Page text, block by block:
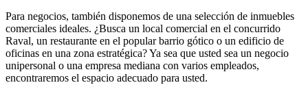
Para negocios, también disponemos de una selección de inmuebles
comerciales ideales. ¿Busca un local comercial en el concurrido
Raval, un restaurante en el popular barrio gótico o un edificio de
oficinas en una zona estratégica? Ya sea que usted sea un negocio
unipersonal o una empresa mediana con varios empleados,
encontraremos el espacio adecuado para usted.